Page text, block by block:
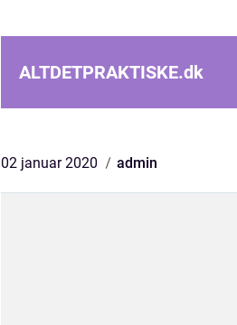
ALTDETPRAKTISKE.dk
02 januar 2020 admin